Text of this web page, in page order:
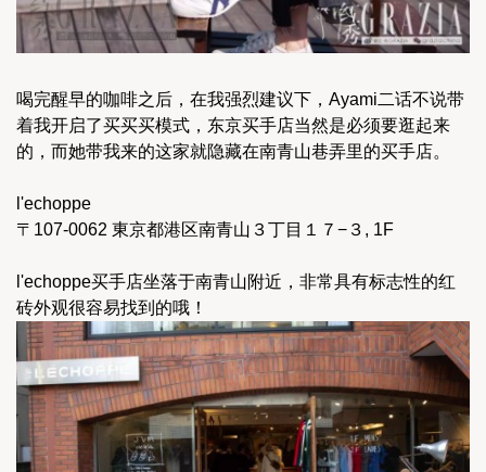
喝完醒早的咖啡之后，在我强烈建议下，Ayami二话不说带
着我开启了买买买模式，东京买手店当然是必须要逛起来
的，而她带我来的这家就隐藏在南青山巷弄里的买手店。
l'echoppe
〒107-0062 東京都港区南青山３丁目１７−３, 1F
l'echoppe买手店坐落于南青山附近，非常具有标志性的红
砖外观很容易找到的哦！